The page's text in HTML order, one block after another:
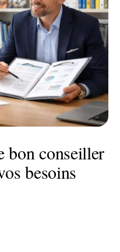
bon conseiller
besoins